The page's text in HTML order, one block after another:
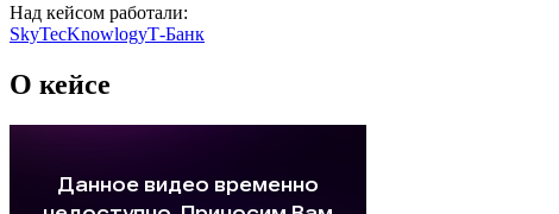
Над кейсом работали:
SkyTecKnowlogyТ-Банк
О кейсе